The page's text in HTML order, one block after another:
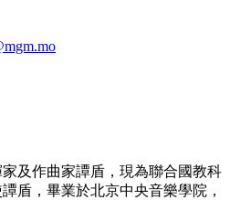
及作曲家譚盾，現為聯合國教科
盾，畢業於北京中央音樂學院，